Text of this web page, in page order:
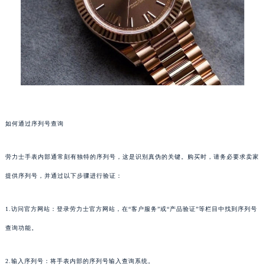
如何通过序列号查询
劳力士手表内部通常刻有独特的序列号，这是识别真伪的关键。购买时，请务必要求卖家
提供序列号，并通过以下步骤进行验证：
1.访问官方网站：登录劳力士官方网站，在“客户服务”或“产品验证”等栏目中找到序列号
查询功能。
2.输入序列号：将手表内部的序列号输入查询系统。